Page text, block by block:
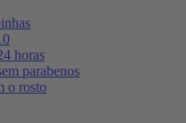
horas
parabenos
o rosto